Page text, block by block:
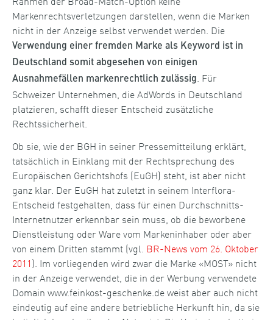
Markenrechtsverletzungen darstellen, wenn die Marken
nicht in der Anzeige selbst verwendet werden. Die
Verwendung einer fremden Marke als Keyword ist in
Deutschland somit abgesehen von einigen
Ausnahmefällen markenrechtlich zulässig. Für
Schweizer Unternehmen, die AdWords in Deutschland
platzieren, schafft dieser Entscheid zusätzliche
Rechtssicherheit.
Ob sie, wie der BGH in seiner Pressemitteilung erklärt,
tatsächlich in Einklang mit der Rechtsprechung des
Europäischen Gerichtshofs (EuGH) steht, ist aber nicht
ganz klar. Der EuGH hat zuletzt in seinem Interflora-
Entscheid festgehalten, dass für einen Durchschnitts-
Internetnutzer erkennbar sein muss, ob die beworbene
Dienstleistung oder Ware vom Markeninhaber oder aber
von einem Dritten stammt (vgl. BR-News vom 26. Oktober
2011). Im vorliegenden wird zwar die Marke «MOST» nicht
in der Anzeige verwendet, die in der Werbung verwendete
Domain www.feinkost-geschenke.de weist aber auch nicht
eindeutig auf eine andere betriebliche Herkunft hin, da sie